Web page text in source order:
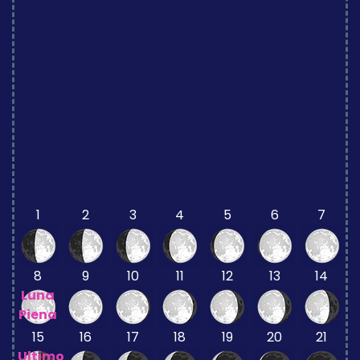
1 2 3 4 5 6 7
8
Luna
Piena
9 10 11 12 13 14
15
Ultimo
16 17 18 19 20 21